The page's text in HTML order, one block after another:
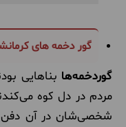
گور دخمه های
گوردخمه‌ها بناهایی
مردم در دل کوه
شخصی‌شان در آن دفن